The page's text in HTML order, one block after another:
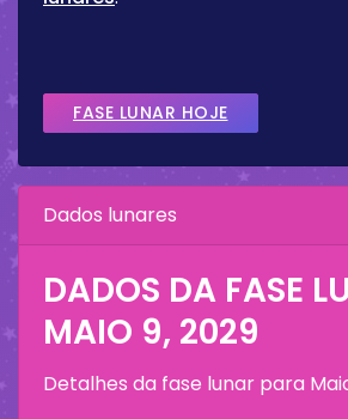
FASE LUNAR HOJE
Dados lunares
DADOS DA FASE
MAIO 9, 2029
Detalhes da fase lunar para